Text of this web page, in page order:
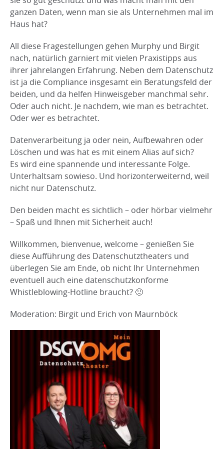
ganzen Daten, wenn man sie als Unternehmen mal im
Haus hat?
All diese Fragestellungen gehen Murphy und Birgit
nach, natürlich garniert mit vielen Praxistipps aus
ihrer jahrelangen Erfahrung. Neben dem Datenschutz
ist ja die Compliance insgesamt ein Beratungsfeld der
beiden, und da helfen Hinweisgeber manchmal sehr.
Oder auch nicht. Je nachdem, wie man es betrachtet.
Oder wer es betrachtet.
Datenverarbeitung ja oder nein, Aufbewahren oder
Löschen und was hat es mit einem Alias auf sich?
Es wird eine spannende und interessante Folge.
Unterhaltsam sowieso. Und horizonterweiternd, weil
nicht nur Datenschutz.
Den beiden macht es sichtlich – oder hörbar vielmehr
– Spaß und Ihnen mit Sicherheit auch!
Willkommen, bienvenue, welcome – genießen Sie
diese Aufführung des Datenschutztheaters und
überlegen Sie am Ende, ob nicht Ihr Unternehmen
eventuell auch eine datenschutzkonforme
Whistleblowing-Hotline braucht? 🙂
Moderation: Birgit und Erich von Maurnböck